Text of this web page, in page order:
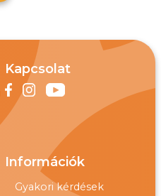
Kapcsolat
Információk
Gyakori kérdések